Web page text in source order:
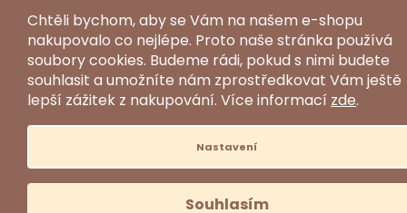
Chtěli bychom, aby se Vám na našem e-shopu
nakupovalo co nejlépe. Proto naše stránka používá
soubory cookies. Budeme rádi, pokud s nimi budete
souhlasit a umožníte nám zprostředkovat Vám ještě
lepší zážitek z nakupování. Více informací zde.
Nastavení
Souhlasím